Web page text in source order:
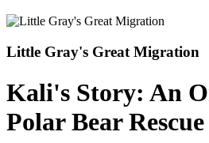
Little Gray's Great Migration
Kali's Story: An
Polar Bear Rescue